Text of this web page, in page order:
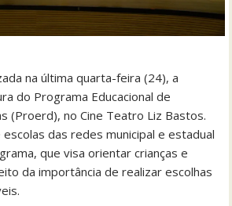
na última quarta-feira (24), a
do Programa Educacional de
(Proerd), no Cine Teatro Liz Bastos.
das redes municipal e estadual
que visa orientar crianças e
da importância de realizar escolhas